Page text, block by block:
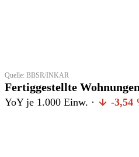
Quelle: BBSR/INKAR
Fertiggestellte
YoY je 1.000 Einw. · -3,54